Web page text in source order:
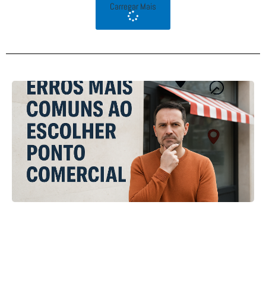
Carregar Mais